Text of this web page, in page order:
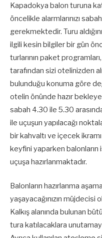
Kapadokya balon turuna
öncelikle alarmlarınızı
gerekmektedir. Turu
ilgili kesin bilgiler bir gün
turlarının paket
tarafından sizi otelinizden
bulunduğu konuma göre
otelin önünde hazır
sabah 4.30 ile 5.30
ile uçuşun yapılacağı
bir kahvaltı ve içecek
keyfini yaparken balonların
uçuşa hazırlanmaktadır.
Balonların hazırlanma
yaşayacağınızın müjdecisi
Kalkış alanında bulunan
tura katılacaklara